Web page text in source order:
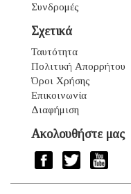
Συνδρομές
Σχετικά
Ταυτότητα
Πολιτική Απορρήτου
Όροι Χρήσης
Επικοινωνία
Διαφήμιση
Ακολουθήστε μας